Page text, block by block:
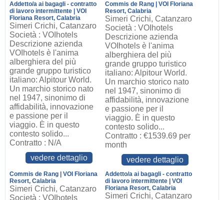
Addetto/a ai bagagli - contratto
di lavoro intermittente | VOI
Floriana Resort, Calabria
Simeri Crichi, Catanzaro
Società : VOIhotels
Descrizione azienda
VOIhotels è l'anima
alberghiera del più
grande gruppo turistico
italiano: Alpitour World.
Un marchio storico nato
nel 1947, sinonimo di
affidabilità, innovazione
e passione per il
viaggio. È in questo
contesto solido...
Contratto : N/A
vedere dettaglio
Commis de Rang | VOI Floriana
Resort, Calabria
Simeri Crichi, Catanzaro
Società : VOIhotels
Descrizione azienda
VOIhotels è l'anima
alberghiera del più
grande gruppo turistico
italiano: Alpitour World.
Un marchio storico nato
nel 1947, sinonimo di
affidabilità, innovazione
e passione per il
viaggio. È in questo
contesto solido...
Contratto : €1539.69 per
month
vedere dettaglio
Commis de Rang | VOI Floriana
Resort, Calabria
Simeri Crichi, Catanzaro
Società : VOIhotels
Addetto/a ai bagagli - contratto
di lavoro intermittente | VOI
Floriana Resort, Calabria
Simeri Crichi, Catanzaro